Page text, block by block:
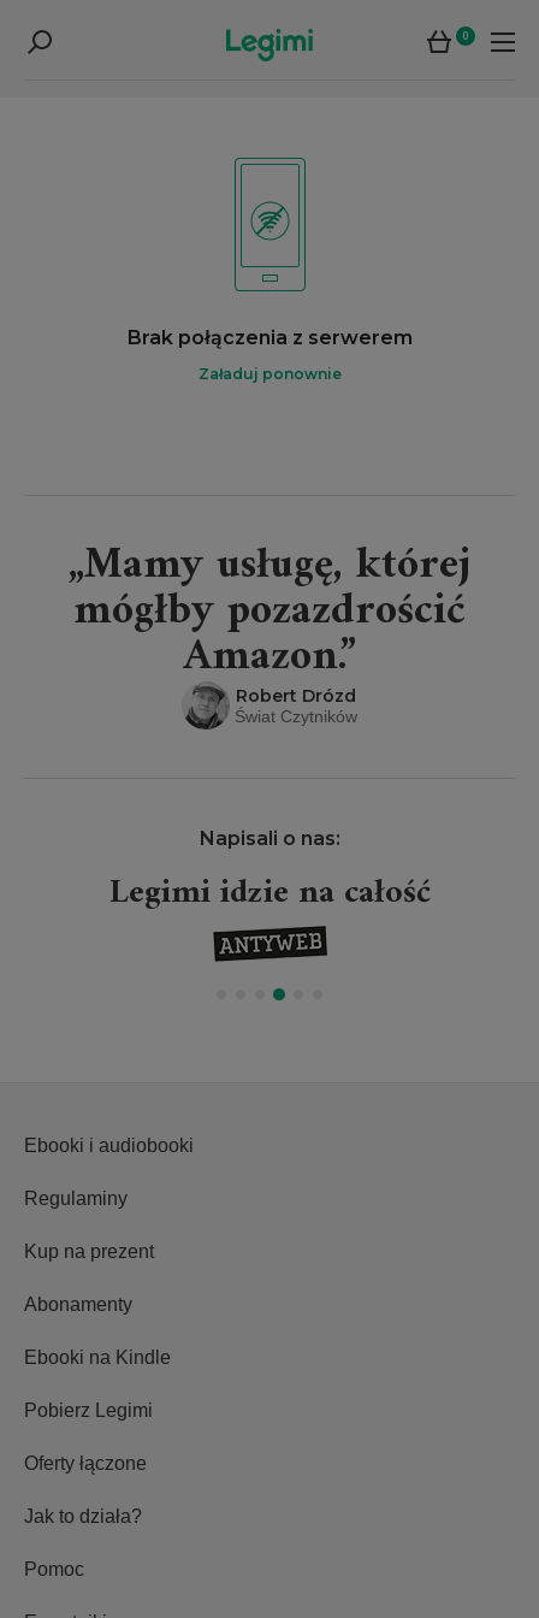
0
Brak połączenia z serwerem
Załaduj ponownie
„Mamy usługę, której
mógłby pozazdrościć
Amazon.”
Robert Drózd
Świat Czytników
Napisali o nas:
Legimi idzie na całość
Ebooki i audiobooki
Regulaminy
Kup na prezent
Abonamenty
Ebooki na Kindle
Pobierz Legimi
Oferty łączone
Jak to działa?
Pomoc